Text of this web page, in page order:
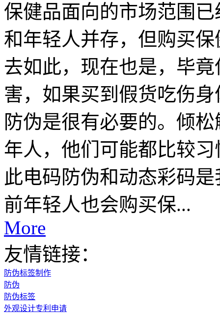
保健品面向的市场范围
和年轻人并存，但购买
去如此，现在也是，毕
害，如果买到假货吃伤
防伪是很有必要的。倾
年人，他们可能都比较
此电码防伪和动态彩码
前年轻人也会购买保...
More
友情链接：
防伪标签制作
防伪
防伪标签
外观设计专利申请